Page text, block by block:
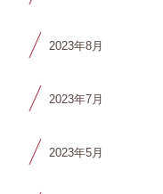
2023年8月
2023年7月
2023年5月